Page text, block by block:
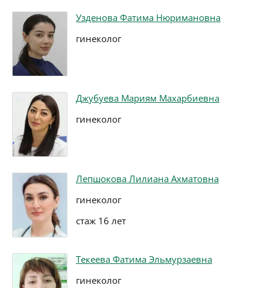
Узденова Фатима Нюримановна
гинеколог
Джубуева Мариям Махарбиевна
гинеколог
Лепшокова Лилиана Ахматовна
гинеколог
стаж 16 лет
Текеева Фатима Эльмурзаевна
гинеколог